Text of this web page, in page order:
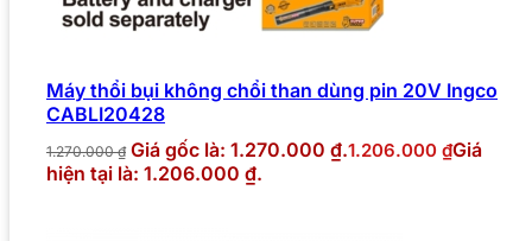
Máy thổi bụi không chổi than dùng pin 20V Ingco
CABLI20428
1.270.000₫ Giá gốc là: 1.270.000 ₫.1.206.000 ₫Giá
hiện tại là: 1.206.000 ₫.